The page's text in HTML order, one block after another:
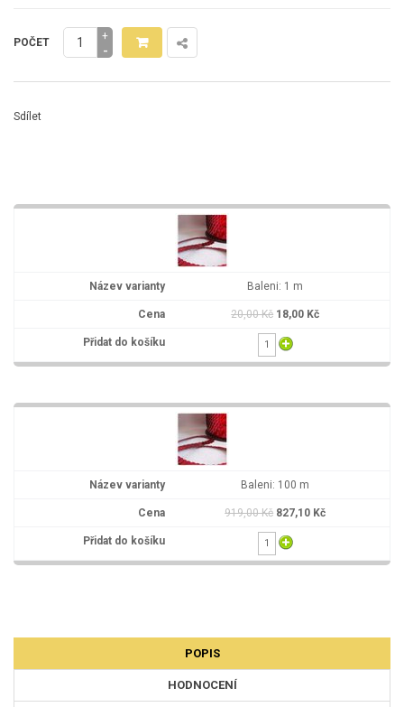
POČET +
-
Sdílet
POPIS
HODNOCENÍ
Baleni: 1 m
20,00 Kč 18,00 Kč
Baleni: 100 m
919,00 Kč 827,10 Kč